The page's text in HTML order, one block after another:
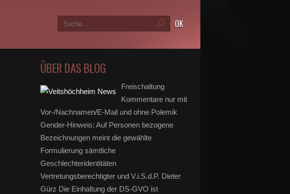
ÜBER DAS BLOG
Freischaltung
Kommentare nur mit
Vor-/Nachnamen/E-Mail und ohne Polemik
Gender-Hinweis: Auf Personen bezogene
Bezeichnungen meint die gewählte
Formulierung sämtliche
Geschlechteridentitäten
Vertretungsberechtigter und V.i.S.d.P. Dieter
Gürz Die Einhaltung der DS-GVO ist